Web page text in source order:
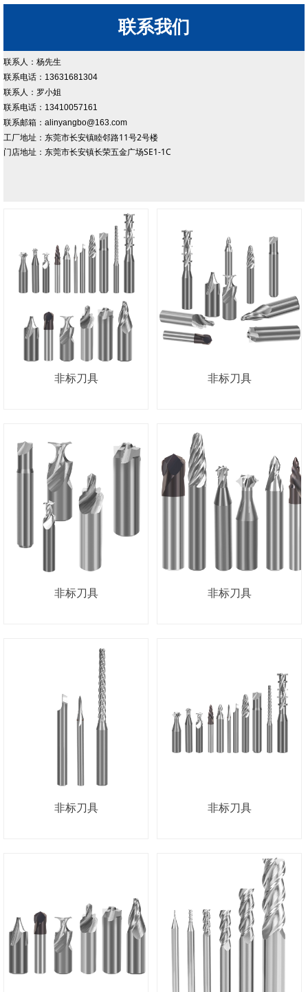
非标刀具 非标刀具
非标刀具 非标刀具
非标刀具 非标刀具
联系我们
联系人：杨先生
联系电话：13631681304
联系人：罗小姐
联系电话：13410057161
联系邮箱：alinyangbo@163.com
工厂地址：东莞市长安镇睦邻路11号2号楼
门店地址：东莞市长安镇长荣五金广场SE1-1C